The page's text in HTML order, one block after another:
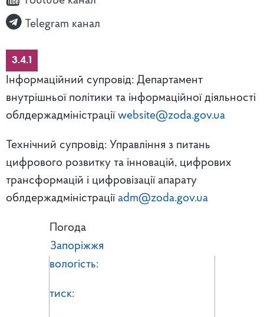
Telegram канал
3.4.1
Інформаційний супровід: Департамент
внутрішньої політики та інформаційної діяльності
облдержадміністрації website@zoda.gov.ua
Технічний супровід: Управління з питань
цифрового розвитку та інновацій, цифрових
трансформацій і цифровізації апарату
облдержадміністрації adm@zoda.gov.ua
Погода
Запоріжжя
вологість:
тиск: